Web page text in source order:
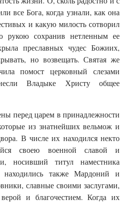
все Бога, когда узнали, как она
и какую милость сотворил
рукою сохранив нетленным ее
преславных чудес Божиих,
но возвещать. Святая же
помост церковный слезами
Владыке Христу общее
перед царем в принадлежности
из знатнейших вельмож и
В числе их находился некто
своею военной славой и
носивший титул наместника
также Мардоний и
славные своими заслугами,
и благочестием. Когда их